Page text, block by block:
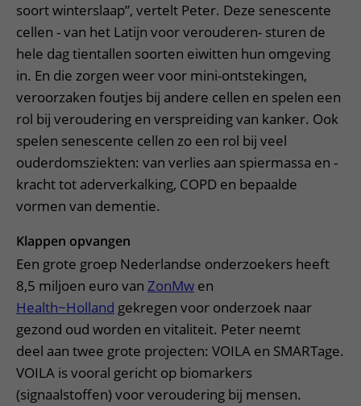
soort winterslaap”, vertelt Peter. Deze senescente
cellen - van het Latijn voor verouderen- sturen de
hele dag tientallen soorten eiwitten hun omgeving
in. En die zorgen weer voor mini-ontstekingen,
veroorzaken foutjes bij andere cellen en spelen een
rol bij veroudering en verspreiding van kanker. Ook
spelen senescente cellen zo een rol bij veel
ouderdomsziekten: van verlies aan spiermassa en -
kracht tot aderverkalking, COPD en bepaalde
vormen van dementie.
Klappen opvangen
Een grote groep Nederlandse onderzoekers heeft
8,5 miljoen euro van ZonMw en
Health~Holland gekregen voor onderzoek naar
gezond oud worden en vitaliteit. Peter neemt
deel aan twee grote projecten: VOILA en SMARTage.
VOILA is vooral gericht op biomarkers
(signaalstoffen) voor veroudering bij mensen.